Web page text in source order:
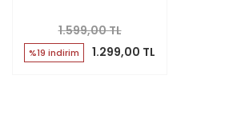
1.599,00 TL
%19 indirim 1.299,00 TL